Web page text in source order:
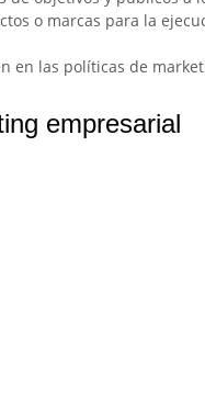
o marcas para la
en las políticas de
empresarial